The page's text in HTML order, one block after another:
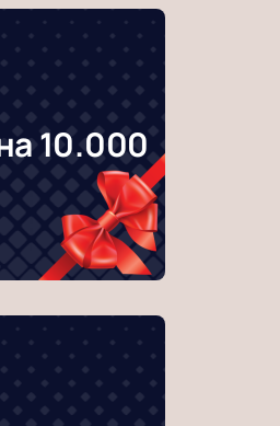
10.000